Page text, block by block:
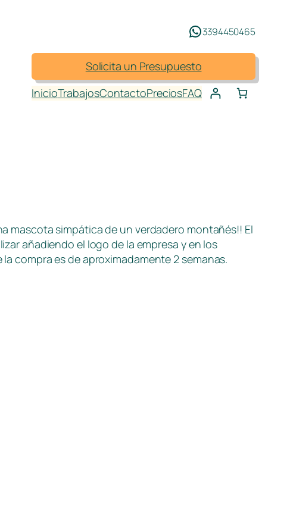
3394450465
Solicita un Presupuesto
InicioTrabajosContactoPreciosFAQ
mascota simpática de un verdadero montañés!! El
añadiendo el logo de la empresa y en los
compra es de aproximadamente 2 semanas.